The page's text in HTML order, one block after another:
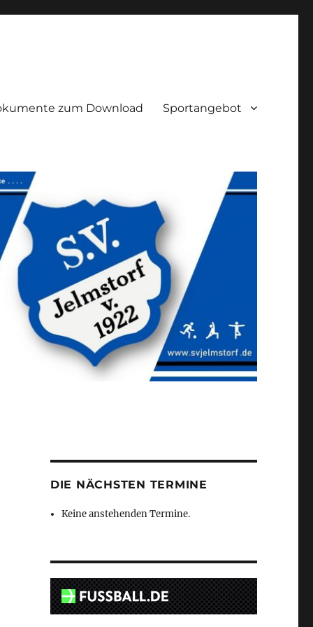
zum Download Sportangebot
DIE NÄCHSTEN TERMINE
Keine anstehenden Termine.